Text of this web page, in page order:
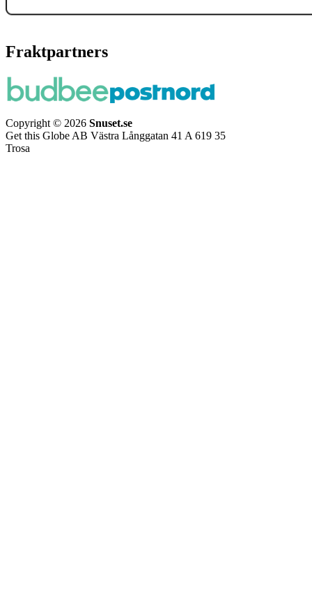
Fraktpartners
Copyright © 2026 Snuset.se
Get this Globe AB Västra Långgatan 41 A 619 35
Trosa